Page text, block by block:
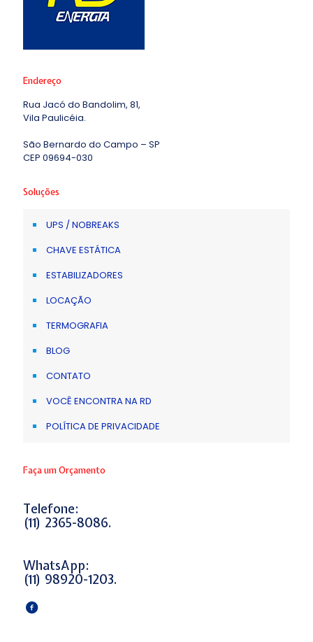
Endereço
Rua Jacó do Bandolim, 81,
Vila Paulicéia.
São Bernardo do Campo – SP
CEP 09694-030
Soluções
UPS / NOBREAKS
CHAVE ESTÁTICA
ESTABILIZADORES
LOCAÇÃO
TERMOGRAFIA
BLOG
CONTATO
VOCÊ ENCONTRA NA RD
POLÍTICA DE PRIVACIDADE
Faça um Orçamento
Telefone:
(11) 2365-8086.
WhatsApp:
(11) 98920-1203.